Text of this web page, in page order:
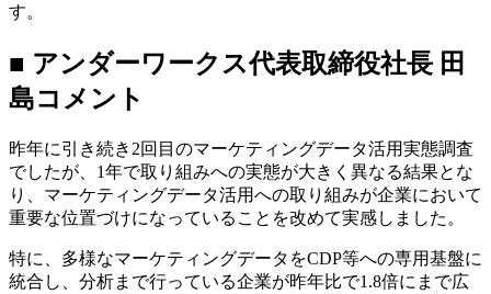
す。
■ アンダーワークス代表取締役社長 田
島コメント
昨年に引き続き2回目のマーケティングデータ活用実態調査
でしたが、1年で取り組みへの実態が大きく異なる結果とな
り、マーケティングデータ活用への取り組みが企業において
重要な位置づけになっていることを改めて実感しました。
特に、多様なマーケティングデータをCDP等への専用基盤に
統合し、分析まで行っている企業が昨年比で1.8倍にまで広